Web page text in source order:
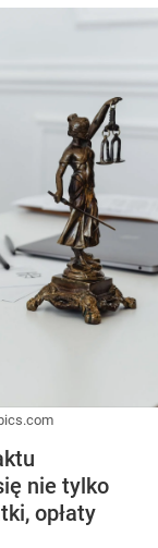
nie tylko
opłaty